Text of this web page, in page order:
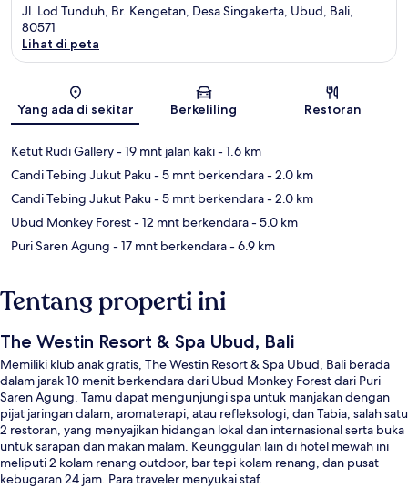
Jl. Lod Tunduh, Br. Kengetan, Desa Singakerta, Ubud, Bali,
80571
Lihat di peta
Yang ada di sekitar Berkeliling Restoran
Ketut Rudi Gallery- 19 mnt jalan kaki- 1.6 km
Candi Tebing Jukut Paku- 5 mnt berkendara- 2.0 km
Candi Tebing Jukut Paku- 5 mnt berkendara- 2.0 km
Ubud Monkey Forest- 12 mnt berkendara- 5.0 km
Puri Saren Agung - 17 mnt berkendara- 6.9 km
Tentang properti ini
The Westin Resort & Spa Ubud, Bali
Memiliki klub anak gratis, The Westin Resort & Spa Ubud, Bali berada
dalam jarak 10 menit berkendara dari Ubud Monkey Forest dari Puri
Saren Agung. Tamu dapat mengunjungi spa untuk manjakan dengan
pijat jaringan dalam, aromaterapi, atau refleksologi, dan Tabia, salah satu
2 restoran, yang menyajikan hidangan lokal dan internasional serta buka
untuk sarapan dan makan malam. Keunggulan lain di hotel mewah ini
meliputi 2 kolam renang outdoor, bar tepi kolam renang, dan pusat
kebugaran 24 jam. Para traveler menyukai staf.